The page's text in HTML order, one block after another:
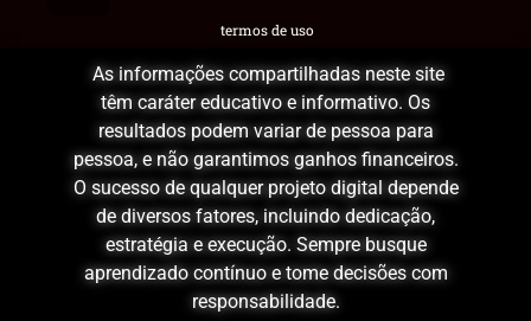
termos de uso
As informações compartilhadas neste site
têm caráter educativo e informativo. Os
resultados podem variar de pessoa para
pessoa, e não garantimos ganhos financeiros.
O sucesso de qualquer projeto digital depende
de diversos fatores, incluindo dedicação,
estratégia e execução. Sempre busque
aprendizado contínuo e tome decisões com
responsabilidade.